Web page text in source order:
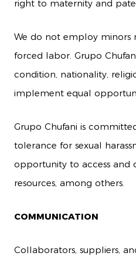
right to maternity and
We do not employ minors
forced labor. Grupo
condition, nationality,
implement equal
Grupo Chufani is
tolerance for sexual
opportunity to access and
resources, among others.
COMMUNICATION
Collaborators, suppliers,